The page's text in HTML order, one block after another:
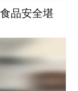
品安全堪